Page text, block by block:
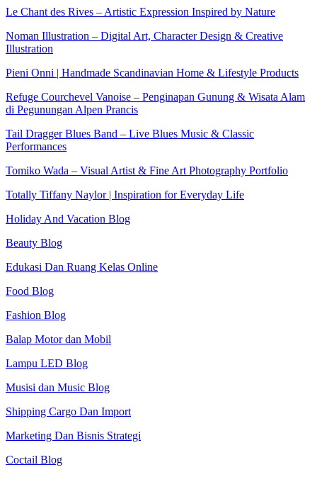
Le Chant des Rives – Artistic Expression Inspired by Nature
Noman Illustration – Digital Art, Character Design & Creative
Illustration
Pieni Onni | Handmade Scandinavian Home & Lifestyle Products
Refuge Courchevel Vanoise – Penginapan Gunung & Wisata Alam
di Pegunungan Alpen Prancis
Tail Dragger Blues Band – Live Blues Music & Classic
Performances
Tomiko Wada – Visual Artist & Fine Art Photography Portfolio
Totally Tiffany Naylor | Inspiration for Everyday Life
Holiday And Vacation Blog
Beauty Blog
Edukasi Dan Ruang Kelas Online
Food Blog
Fashion Blog
Balap Motor dan Mobil
Lampu LED Blog
Musisi dan Music Blog
Shipping Cargo Dan Import
Marketing Dan Bisnis Strategi
Coctail Blog